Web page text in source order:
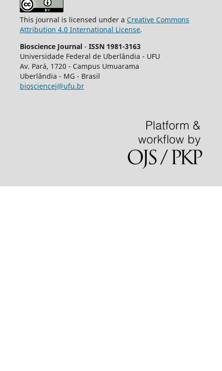
This journal is licensed under a Creative Commons
Attribution 4.0 International License.
Bioscience Journal - ISSN 1981-3163
Universidade Federal de Uberlândia - UFU
Av. Pará, 1720 - Campus Umuarama
Uberlândia - MG - Brasil
biosciencej@ufu.br